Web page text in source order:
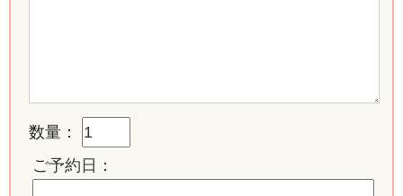
数量：
ご予約日：